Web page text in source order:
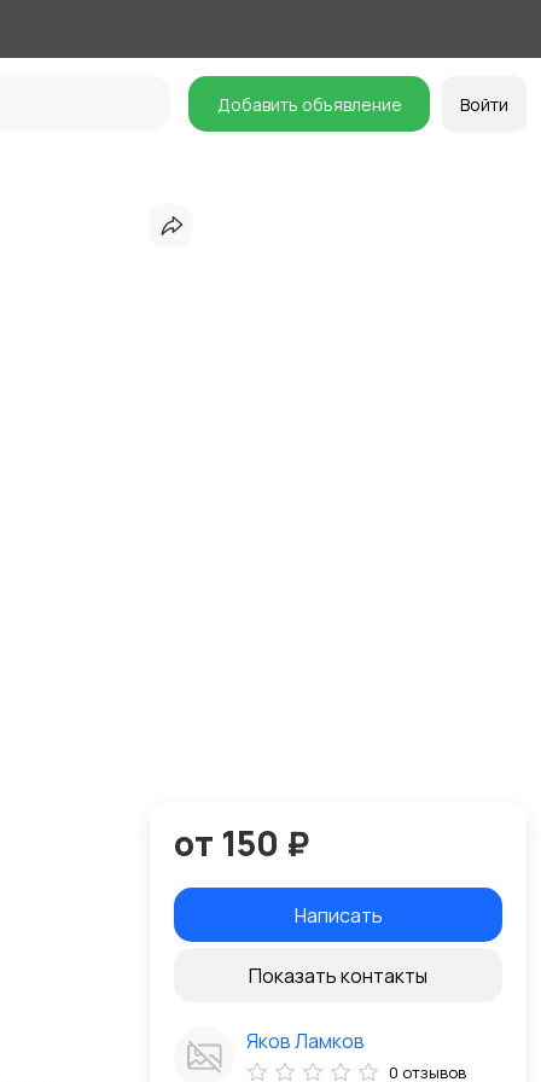
Добавить объявление Войти
от 150 ₽
Написать
Показать контакты
Яков Ламков
0 отзывов